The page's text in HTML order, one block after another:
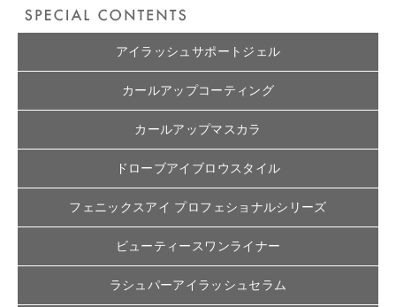
アイラッシュサポートジェル
カールアップコーティング
カールアップマスカラ
ドローブアイブロウスタイル
フェニックスアイ プロフェショナルシリーズ
ビューティースワンライナー
ラシュパーアイラッシュセラム